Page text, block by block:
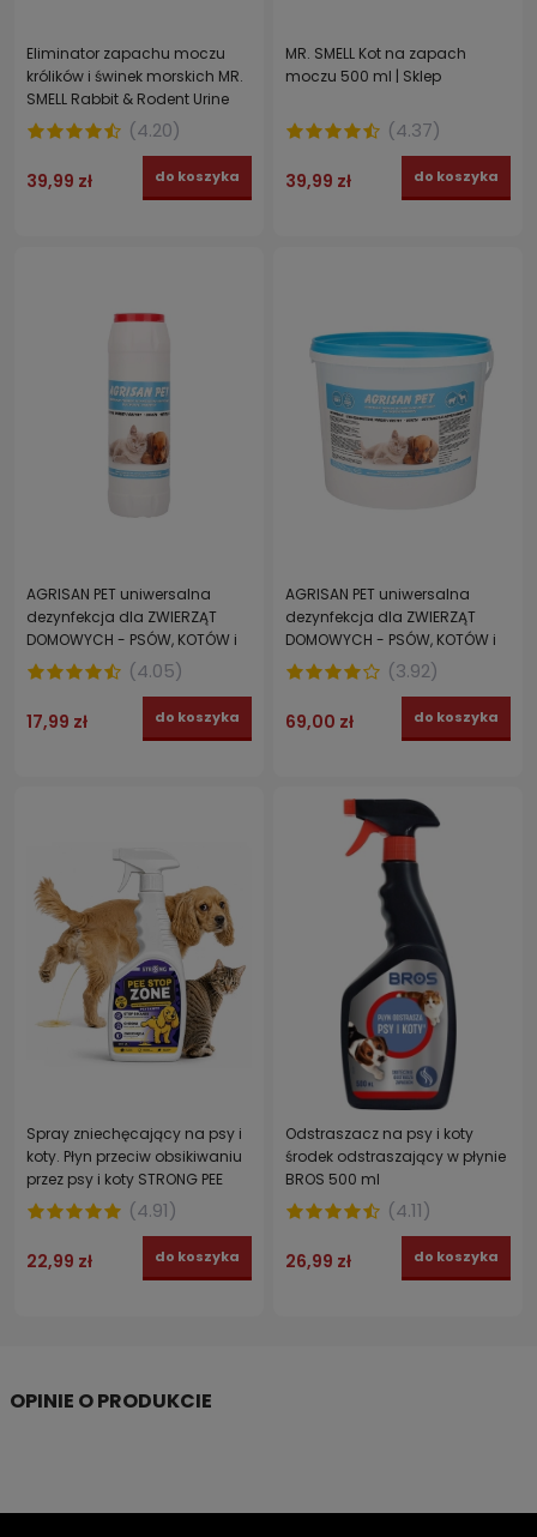
Eliminator zapachu moczu
królików i świnek morskich MR.
SMELL Rabbit & Rodent Urine
Odor Remover 500 ML
(4.20)
39,99 zł do koszyka
MR. SMELL Kot na zapach
moczu 500 ml | Sklep
(4.37)
39,99 zł do koszyka
AGRISAN PET uniwersalna
dezynfekcja dla ZWIERZĄT
DOMOWYCH - PSÓW, KOTÓW i
PTAKÓW 500 g(4.05)
17,99 zł do koszyka
AGRISAN PET uniwersalna
dezynfekcja dla ZWIERZĄT
DOMOWYCH - PSÓW, KOTÓW i
PTAKÓW 5 kg
(3.92)
69,00 zł do koszyka
Spray zniechęcający na psy i
koty. Płyn przeciw obsikiwaniu
przez psy i koty STRONG PEE
STOP ZONE 500 ml
(4.91)
22,99 zł do koszyka
Odstraszacz na psy i koty
środek odstraszający w płynie
BROS 500 ml
(4.11)
26,99 zł do koszyka